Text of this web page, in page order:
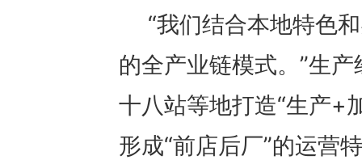
“我们结合本地特色
的全产业链模式。”生
十八站等地打造“生产+
形成“前店后厂”的运营